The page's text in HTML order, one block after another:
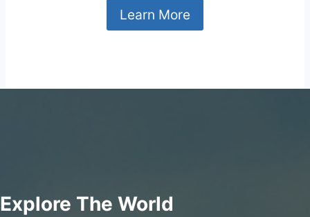
Learn More
Explore The World